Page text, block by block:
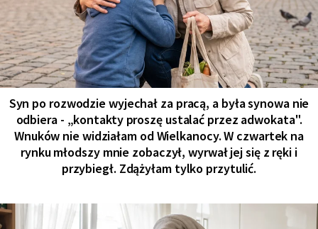
Syn po rozwodzie wyjechał za pracą, a była synowa nie
odbiera - „kontakty proszę ustalać przez adwokata".
Wnuków nie widziałam od Wielkanocy. W czwartek na
rynku młodszy mnie zobaczył, wyrwał jej się z ręki i
przybiegł. Zdążyłam tylko przytulić.